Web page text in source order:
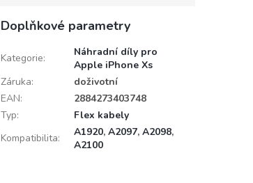
Doplňkové parametry
Kategorie:
Náhradní díly pro
Apple iPhone Xs
Záruka:
doživotní
EAN:
2884273403748
Typ:
Flex kabely
Kompatibilita: A1920, A2097, A2098,
A2100